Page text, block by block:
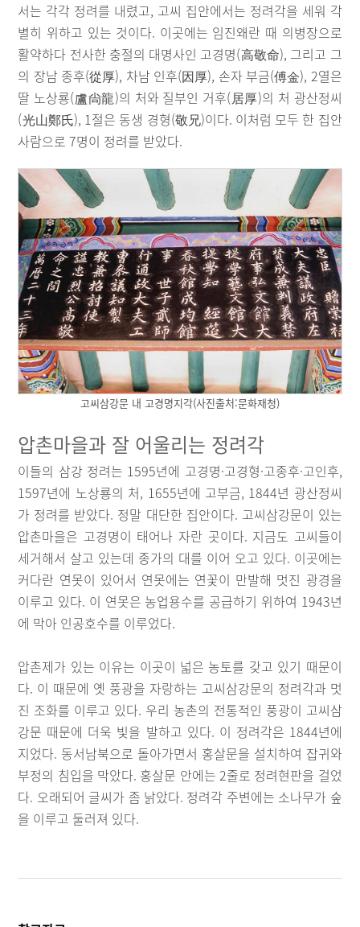
서는 각각 정려를 내렸고, 고씨 집안에서는 정려각을 세워 각
별히 위하고 있는 것이다. 이곳에는 임진왜란 때 의병장으로
활약하다 전사한 충절의 대명사인 고경명(高敬命), 그리고 그
의 장남 종후(從厚), 차남 인후(因厚), 손자 부금(傅金), 2열은
딸 노상룡(盧尙龍)의 처와 질부인 거후(居厚)의 처 광산정씨
(光山鄭氏), 1절은 동생 경형(敬兄)이다. 이처럼 모두 한 집안
사람으로 7명이 정려를 받았다.
고씨삼강문 내 고경명지각(사진출처:문화재청)
압촌마을과 잘 어울리는 정려각
이들의 삼강 정려는 1595년에 고경명·고경형·고종후·고인후,
1597년에 노상룡의 처, 1655년에 고부금, 1844년 광산정씨
가 정려를 받았다. 정말 대단한 집안이다. 고씨삼강문이 있는
압촌마을은 고경명이 태어나 자란 곳이다. 지금도 고씨들이
세거해서 살고 있는데 종가의 대를 이어 오고 있다. 이곳에는
커다란 연못이 있어서 연못에는 연꽃이 만발해 멋진 광경을
이루고 있다. 이 연못은 농업용수를 공급하기 위하여 1943년
에 막아 인공호수를 이루었다.
압촌제가 있는 이유는 이곳이 넓은 농토를 갖고 있기 때문이
다. 이 때문에 옛 풍광을 자랑하는 고씨삼강문의 정려각과 멋
진 조화를 이루고 있다. 우리 농촌의 전통적인 풍광이 고씨삼
강문 때문에 더욱 빛을 발하고 있다. 이 정려각은 1844년에
지었다. 동서남북으로 돌아가면서 홍살문을 설치하여 잡귀와
부정의 침입을 막았다. 홍살문 안에는 2줄로 정려현판을 걸었
다. 오래되어 글씨가 좀 낡았다. 정려각 주변에는 소나무가 숲
을 이루고 둘러져 있다.